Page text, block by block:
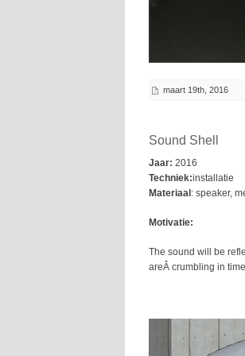
maart 19th, 2016
Sound Shell
Jaar: 2016
Techniek:installatie
Materiaal : speaker,
Motivatie:
The sound will be
areÂ crumbling in